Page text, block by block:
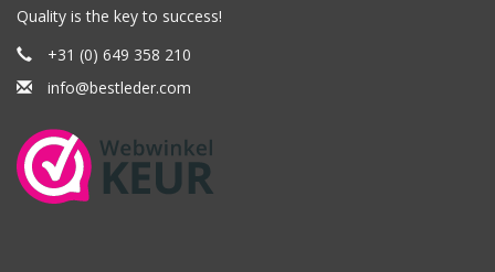
Quality is the key to success!
+31 (0) 649 358 210
info@bestleder.com